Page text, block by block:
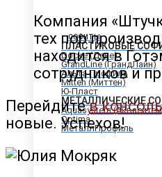
СОФИТЫ
ПЛАСТИКОВЫЕ
Docke (Деке)
GrandLine (ГрандЛайн)
Альта Профиль
Mitten (Миттен)
Ю-Пласт
МЕТАЛЛИЧЕСКИЕ
Aquasystem
Optima
МеталлПрофиль
Компания
тех пор
находится в
сотрудников и
Перейдитев консоль
новые. Успехов!